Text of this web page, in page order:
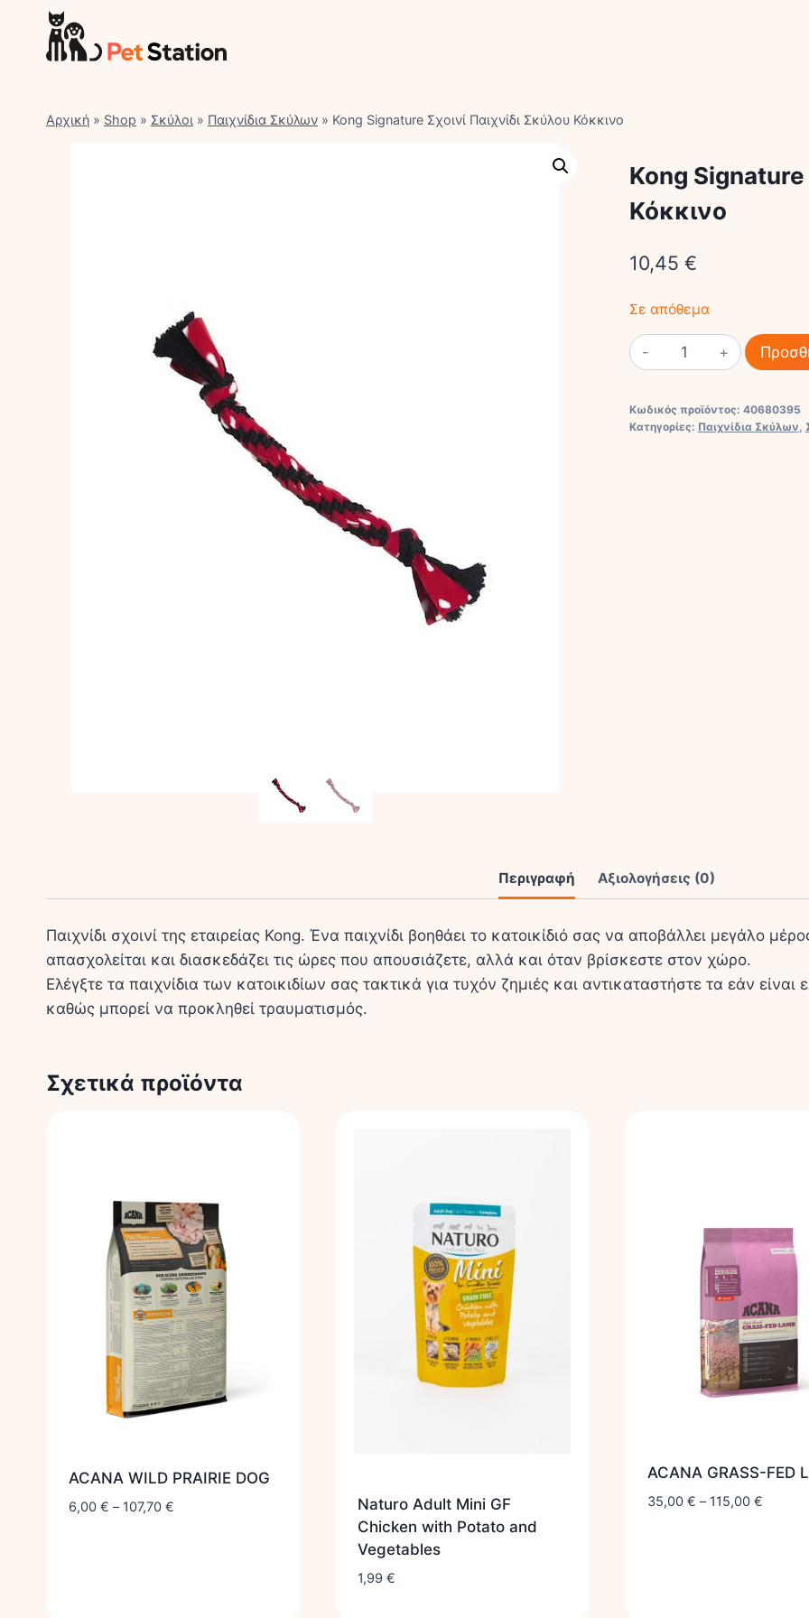
content
Αρχική » Shop » Σκύλοι » Παιχνίδια Σκύλων » Kong Signature Σχοινί Παιχνίδι Σκύλου Κόκκινο
Kong Signature
Κόκκινο
10,45 €
Σε απόθεμα
Kong
Signature
Παιχνίδι
Κωδικός προϊόντος: 40680395
Κατηγορίες: Παιχνίδια Σκύλων,
Περιγραφή Αξιολογήσεις (0)
Παιχνίδι σχοινί της εταιρείας Kong. Ένα παιχνίδι βοηθάει το κατοικίδιό σας να αποβάλλει μεγάλο
απασχολείται και διασκεδάζει τις ώρες που απουσιάζετε, αλλά και όταν βρίσκεστε στον χώρο.
Ελέγξτε τα παιχνίδια των κατοικιδίων σας τακτικά για τυχόν ζημιές και αντικαταστήστε τα εάν
καθώς μπορεί να προκληθεί τραυματισμός.
Σχετικά προϊόντα
ACANA WILD PRAIRIE DOG
6,00 € – 107,70 €
Naturo Adult Mini GF
Chicken with Potato and
Vegetables
1,99 €
ACANA GRASS-FED
35,00 € – 115,00 €